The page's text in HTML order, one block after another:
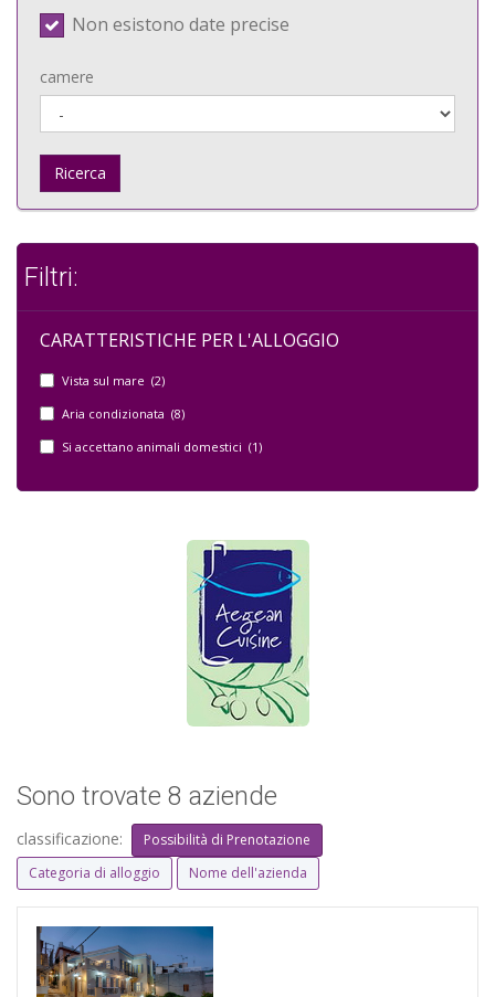
Non esistono date precise
camere
Ricerca
Filtri:
CARATTERISTICHE PER L'ALLOGGIO
Vista sul mare (2)
Aria condizionata (8)
Si accettano animali domestici (1)
Sono trovate 8 aziende
classificazione:
Possibilità di Prenotazione
Categoria di alloggio
Nome dell'azienda